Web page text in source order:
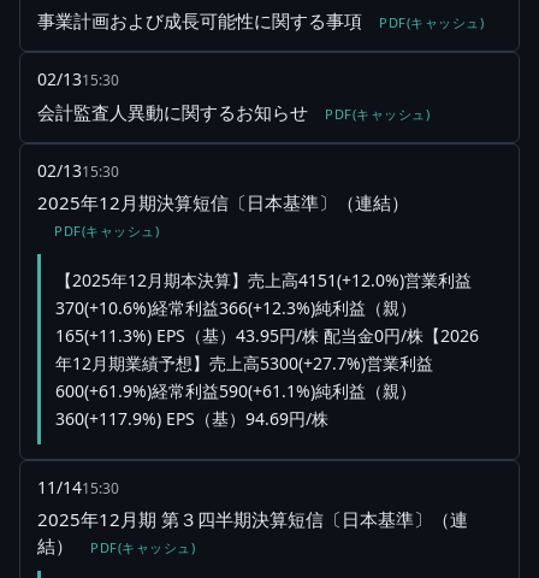
事業計画および成長可能性に関する事項 PDF(キャッシュ)
02/1315:30
会計監査人異動に関するお知らせ PDF(キャッシュ)
02/1315:30
2025年12月期決算短信〔日本基準〕（連結）
PDF(キャッシュ)
【2025年12月期本決算】売上高4151(+12.0%)営業利益
370(+10.6%)経常利益366(+12.3%)純利益（親）
165(+11.3%) EPS（基）43.95円/株 配当金0円/株【2026
年12月期業績予想】売上高5300(+27.7%)営業利益
600(+61.9%)経常利益590(+61.1%)純利益（親）
360(+117.9%) EPS（基）94.69円/株
11/1415:30
2025年12月期 第３四半期決算短信〔日本基準〕（連
結）
PDF(キャッシュ)